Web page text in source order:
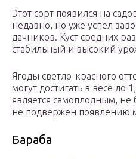
Этот сорт появился на
недавно, но уже успел
дачников. Куст средних
стабильный и высокий
Ягоды светло-красного
могут достигать в весе до
является самоплодным, не
не подвержен появлению
Бараба